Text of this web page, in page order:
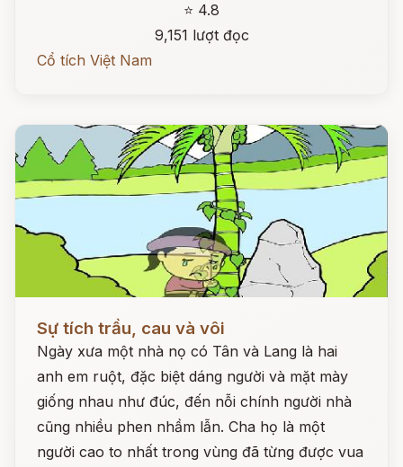
⭐ 4.8
9,151 lượt đọc
Cổ tích Việt Nam
Sự tích trầu, cau và vôi
Ngày xưa một nhà nọ có Tân và Lang là hai
anh em ruột, đặc biệt dáng người và mặt mày
giống nhau như đúc, đến nỗi chính người nhà
cũng nhiều phen nhầm lẫn. Cha họ là một
người cao to nhất trong vùng đã từng được vua